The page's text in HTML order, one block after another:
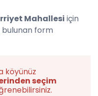
Mahallesi için
bulunan form
köyünüz
seçim